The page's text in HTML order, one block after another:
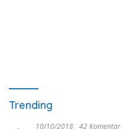
Trending
10/10/2018 42 Komentar